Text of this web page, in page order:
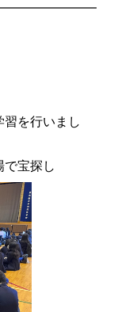
習を行いまし
で宝探し